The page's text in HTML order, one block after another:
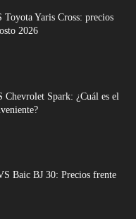
Yaris Cross: precios
2026
Spark: ¿Cuál es el
Baic BJ 30: Precios frente